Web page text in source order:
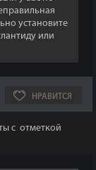
установите
или
НРАВИТСЯ
с отметкой